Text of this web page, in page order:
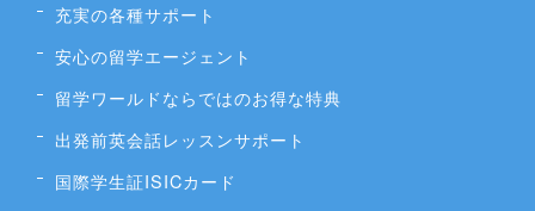
充実の各種サポート
安心の留学エージェント
留学ワールドならではのお得な特典
出発前英会話レッスンサポート
国際学生証ISICカード